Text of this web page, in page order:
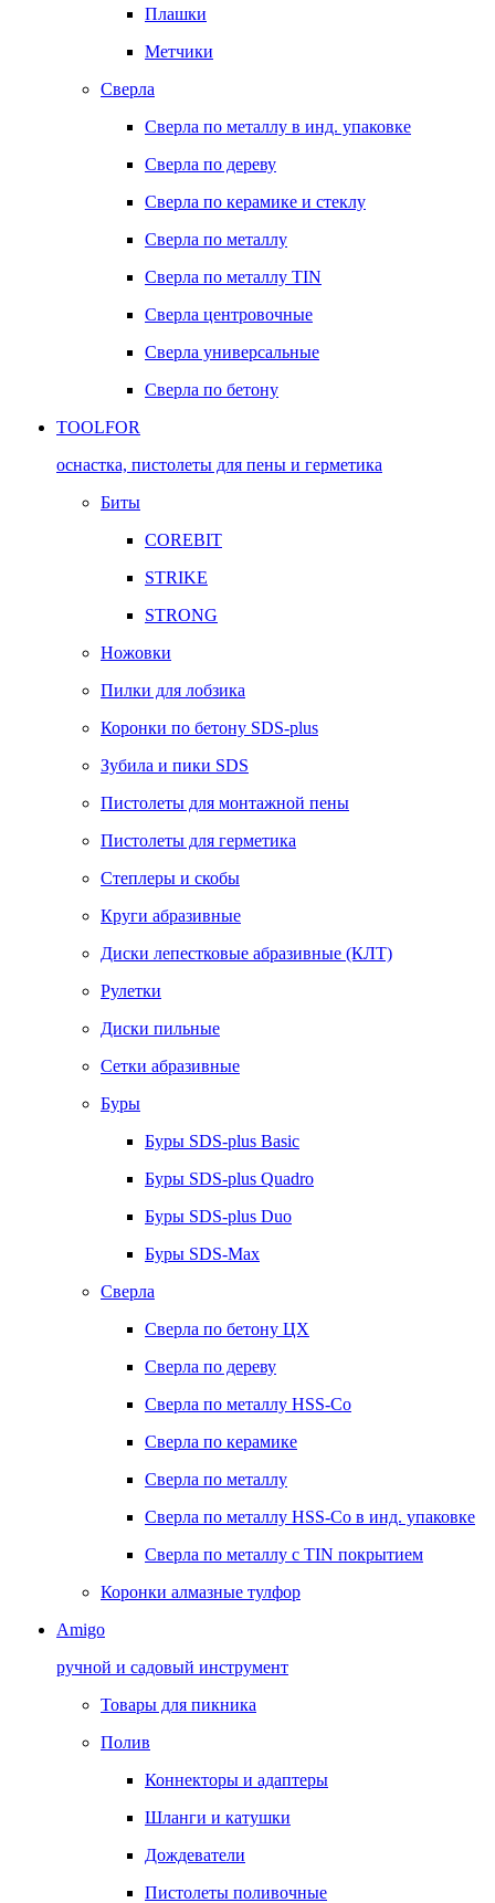
Плашки
Метчики
Сверла
Сверла по металлу в инд. упаковке
Сверла по дереву
Сверла по керамике и стеклу
Сверла по металлу
Сверла по металлу TIN
Сверла центровочные
Сверла универсальные
Сверла по бетону
TOOLFOR
оснастка, пистолеты для пены и герметика
Биты
COREBIT
STRIKE
STRONG
Ножовки
Пилки для лобзика
Коронки по бетону SDS-plus
Зубила и пики SDS
Пистолеты для монтажной пены
Пистолеты для герметика
Степлеры и скобы
Круги абразивные
Диски лепестковые абразивные (КЛТ)
Рулетки
Диски пильные
Сетки абразивные
Буры
Буры SDS-plus Basic
Буры SDS-plus Quadro
Буры SDS-plus Duo
Буры SDS-Max
Сверла
Сверла по бетону ЦХ
Сверла по дереву
Сверла по металлу HSS-Co
Сверла по керамике
Сверла по металлу
Сверла по металлу HSS-Co в инд. упаковке
Сверла по металлу с TIN покрытием
Коронки алмазные тулфор
Amigo
ручной и садовый инструмент
Товары для пикника
Полив
Коннекторы и адаптеры
Шланги и катушки
Дождеватели
Пистолеты поливочные